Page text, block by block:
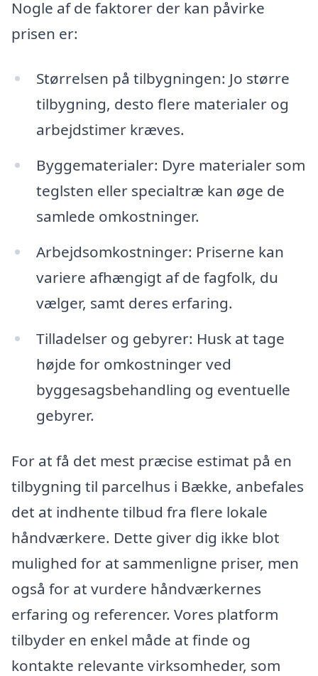
Nogle af de faktorer der kan påvirke
prisen er:
Størrelsen på tilbygningen: Jo større
tilbygning, desto flere materialer og
arbejdstimer kræves.
Byggematerialer: Dyre materialer som
teglsten eller specialtræ kan øge de
samlede omkostninger.
Arbejdsomkostninger: Priserne kan
variere afhængigt af de fagfolk, du
vælger, samt deres erfaring.
Tilladelser og gebyrer: Husk at tage
højde for omkostninger ved
byggesagsbehandling og eventuelle
gebyrer.
For at få det mest præcise estimat på en
tilbygning til parcelhus i Bække, anbefales
det at indhente tilbud fra flere lokale
håndværkere. Dette giver dig ikke blot
mulighed for at sammenligne priser, men
også for at vurdere håndværkernes
erfaring og referencer. Vores platform
tilbyder en enkel måde at finde og
kontakte relevante virksomheder, som